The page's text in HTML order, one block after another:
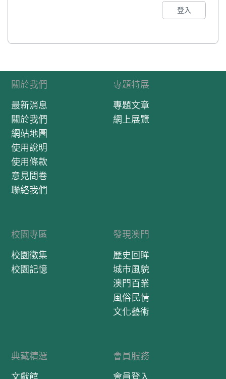
登入
關於我們
最新消息
關於我們
網站地圖
使用說明
使用條款
意見問卷
聯絡我們
專題特展
專題文章
網上展覽
校園專區
校園徵集
校園記憶
發現澳門
歷史回眸
城市風貌
澳門百業
風俗民情
文化藝術
典藏精選
文獻館
會員服務
會員登入